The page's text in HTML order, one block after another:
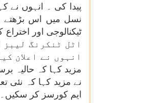
پیدا کی ۔ انہوں نے
نسل میں اس بڑھتے
اٹل ٹنکرنگ
مزید کہا کہ حالیہ
نے مزید کہا کہ نئی
ایم کورسز کر سکیں۔